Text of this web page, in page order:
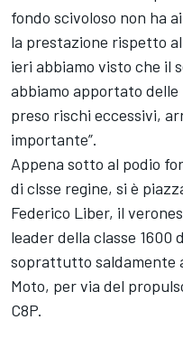
fondo scivoloso non ha
la prestazione rispetto
ieri abbiamo visto che il
abbiamo apportato
preso rischi eccessivi,
importante”.
Appena sotto al podio
di clsse regine, si è
Federico Liber, il
leader della classe 1600
soprattutto saldamente
Moto, per via del
C8P.